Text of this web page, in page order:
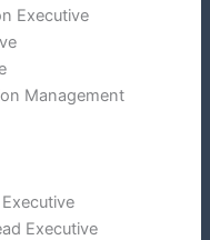
Executive
Management
Executive